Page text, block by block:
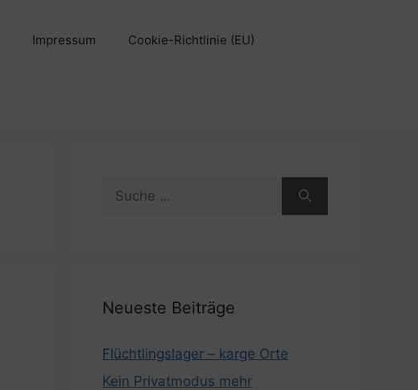
Impressum Cookie-Richtlinie (EU)
Neueste Beiträge
Flüchtlingslager – karge Orte
Kein Privatmodus mehr